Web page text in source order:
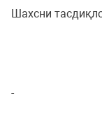
Шахсни
-